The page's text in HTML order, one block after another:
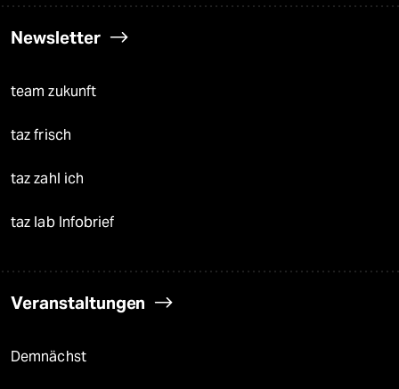
Newsletter
team zukunft
taz frisch
taz zahl ich
taz lab Infobrief
Veranstaltungen
Demnächst